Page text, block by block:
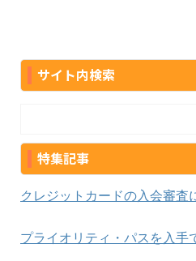
サイト内検索
特集記事
クレジットカードの入会審査
プライオリティ・パスを入手